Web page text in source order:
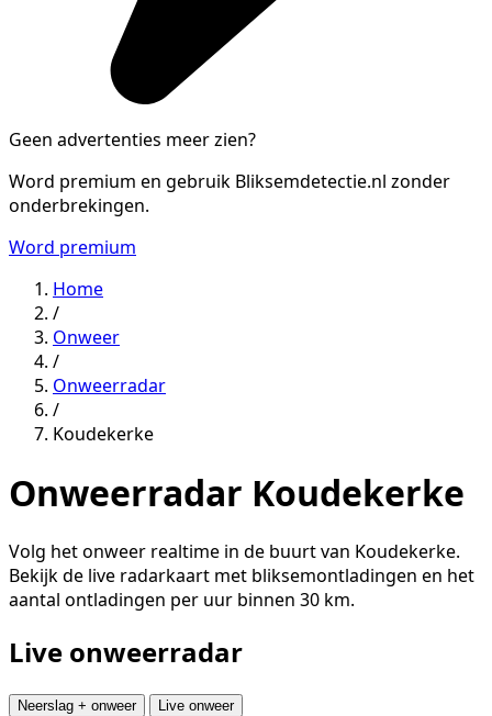
Geen advertenties meer zien?
Word premium en gebruik Bliksemdetectie.nl zonder
onderbrekingen.
Word premium
Home
/
Onweer
/
Onweerradar
/
Koudekerke
Onweerradar Koudekerke
Volg het onweer realtime in de buurt van Koudekerke.
Bekijk de live radarkaart met bliksemontladingen en het
aantal ontladingen per uur binnen 30 km.
Live onweerradar
Neerslag + onweer Live onweer